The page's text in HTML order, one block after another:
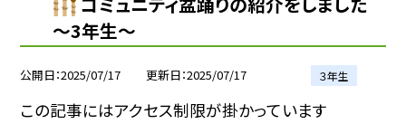
～3年生～
公開日 2025/07/17 更新日 2025/07/17 ３年生
この記事にはアクセス制限が掛かっています